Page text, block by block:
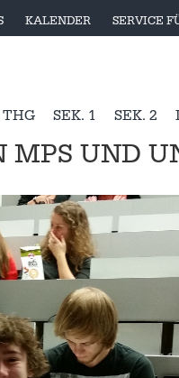
KALENDER SERVICE
THG SEK. 1 SEK. 2
MPS UND